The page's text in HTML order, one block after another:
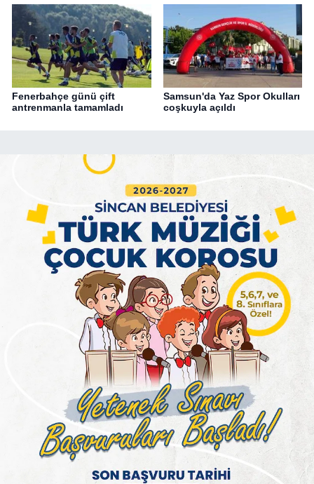
Fenerbahçe günü çift
antrenmanla tamamladı
Samsun'da Yaz Spor Okulları
coşkuyla açıldı